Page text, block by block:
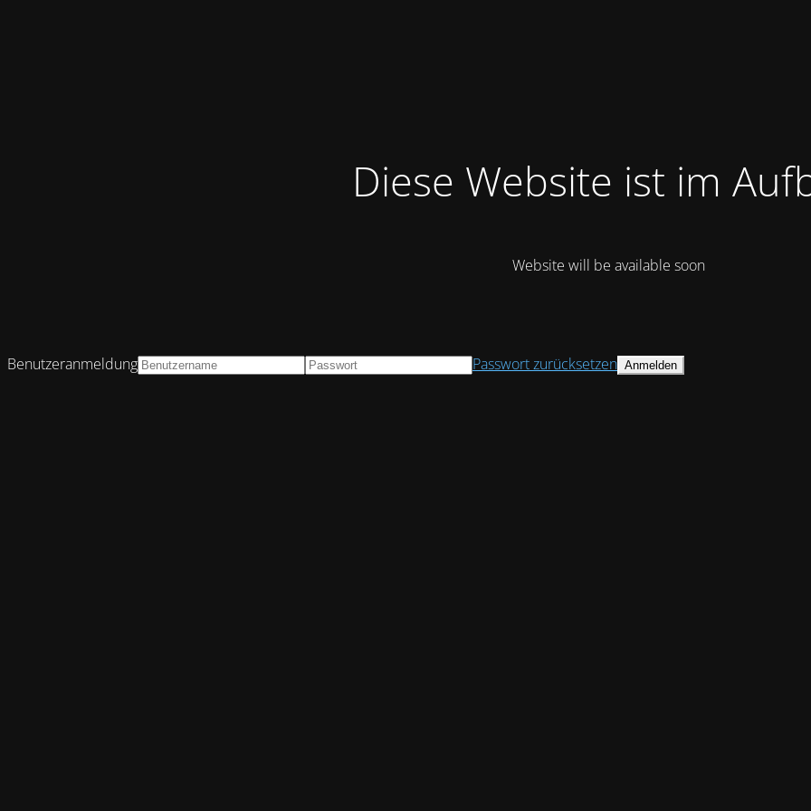
Diese Website ist im
Website will be available soon
Benutzeranmeldung Passwort zurücksetzen